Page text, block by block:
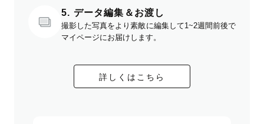
5. データ編集＆お渡し
撮影した写真をより素敵に編集して1~2週間前後で
マイページにお届けします。
詳しくはこちら